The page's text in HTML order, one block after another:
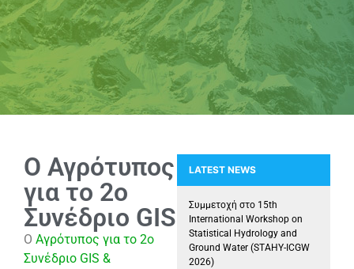
O Αγρότυπος
για το 2ο
Συνέδριο GIS
O Αγρότυπος για το 2ο
Συνέδριο GIS &
LATEST NEWS
Συμμετοχή της Ερευνητικής
Συμμετοχή στο 15th
International Workshop on
Statistical Hydrology and
Ground Water (STAHY-ICGW
2026)